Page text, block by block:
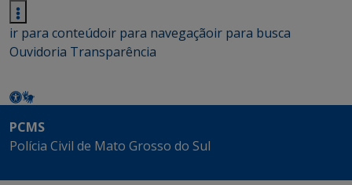
ir para conteúdoir para navegaçãoir para busca
Ouvidoria Transparência
PCMS
Polícia Civil de Mato Grosso do Sul